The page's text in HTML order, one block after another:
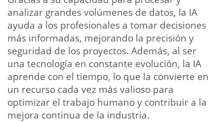
analizar grandes volúmenes de datos, la IA
ayuda a los profesionales a tomar decisiones
más informadas, mejorando la precisión y
seguridad de los proyectos. Además, al ser
una tecnología en constante evolución, la IA
aprende con el tiempo, lo que la convierte en
un recurso cada vez más valioso para
optimizar el trabajo humano y contribuir a la
mejora continua de la industria.